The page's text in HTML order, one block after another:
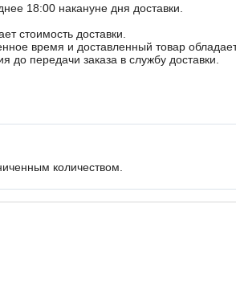
18:00 накануне дня доставки.
стоимость доставки.
время и доставленный товар
до передачи заказа в службу доставки.
количеством.